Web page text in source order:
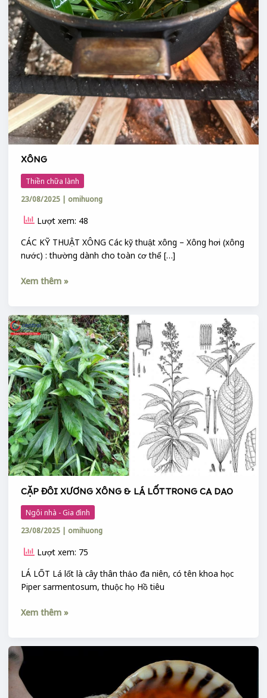
XÔNG
Thiền chữa lành
23/08/2025 | omihuong
Lượt xem: 48
CÁC KỸ THUẬT XÔNG Các kỹ thuật xông – Xông hơi (xông
nước) : thường dành cho toàn cơ thể […]
Xem thêm »
CẶP ĐÔI XƯƠNG XÔNG & LÁ LỐT TRONG CA DAO
Ngôi nhà - Gia đình
23/08/2025 | omihuong
Lượt xem: 75
LÁ LỐT Lá lốt là cây thân thảo đa niên, có tên khoa học
Piper sarmentosum, thuộc họ Hồ tiêu
CẶP
ĐÔI
XƯƠNG
XÔNG
&
LÁ
LỐT
TRONG
CA
DAO
Xem thêm »
TÙ
VÀ
VỎ
ỐC